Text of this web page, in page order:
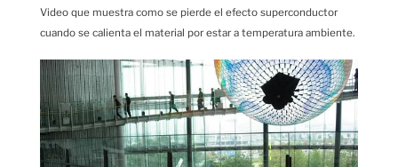
Video que muestra como se pierde el efecto superconductor
cuando se calienta el material por estar a temperatura ambiente.